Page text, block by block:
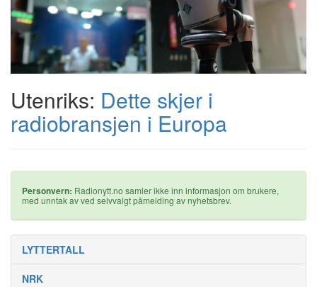
Utenriks: Dette skjer i
radiobransjen i Europa
Personvern: Radionytt.no samler ikke inn informasjon om brukere,
med unntak av ved selvvalgt påmelding av nyhetsbrev.
LYTTERTALL
NRK